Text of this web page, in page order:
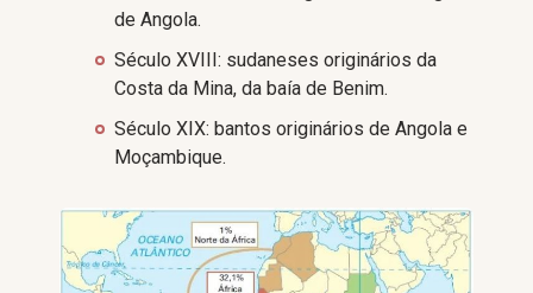
de Angola.
Século XVIII: sudaneses originários da
Costa da Mina, da baía de Benim.
Século XIX: bantos originários de Angola e
Moçambique.